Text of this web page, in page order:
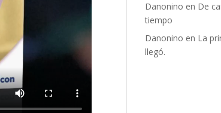
Danonino en De
tiempo
Danonino en La
llegó.